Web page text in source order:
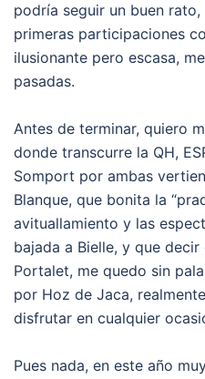
podría seguir un buen
primeras participaciones
ilusionante pero escasa,
pasadas.
Antes de terminar, quiero
donde transcurre la QH,
Somport por ambas
Blanque, que bonita la
avituallamiento y las
bajada a Bielle, y que
Portalet, me quedo sin
por Hoz de Jaca,
disfrutar en cualquier
Pues nada, en este año